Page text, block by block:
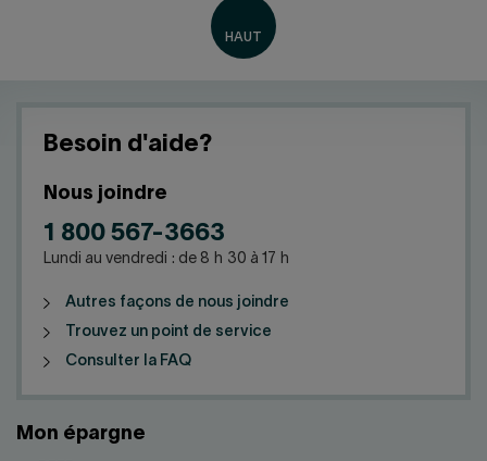
Besoin d'aide?
Nous joindre
1 800 567-3663
Lundi au vendredi : de 8 h 30 à 17 h
Autres façons de nous joindre
Trouvez un point de service
Consulter la FAQ
Mon épargne